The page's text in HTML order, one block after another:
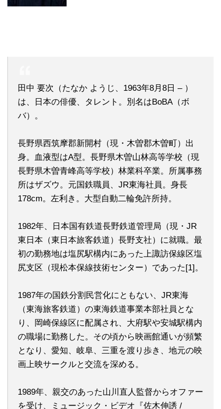
田中 要次（たなか ようじ、1963年8月8日 – ）
は、日本の俳優、タレント。別名はBoBA（ボ
バ）。
長野県西筑摩郡新開村（現・木曽郡木曽町）出
身。血液型はA型。長野県木曽山林高等学校（現
長野県木曽青峰高等学校）林業科卒業。所属事務
所はザズウ。元国鉄職員、JR東海社員。身長
178cm。左利き。大型自動二輪免許所持。
1982年、日本国有鉄道長野鉄道管理局（現・JR
東日本（東日本旅客鉄道）長野支社）に就職。最
初の勤務地は塩尻駅構内にあった上諏訪保線区塩
尻支区（現松本保線技術センター）であった[1]。
1987年の国鉄分割民営化にともない、JR東海
（東海旅客鉄道）の東海鉄道事業本部社員とな
り、岡崎保線区に配属され、大府駅や安城駅構内
の職場に勤務した。その頃から映画館通いが頻繁
となり、愛知、岐阜、三重を渡り歩き、地元の映
画上映サークルと交流を深める。
1989年、親交のあった山川直人監督からオファー
を受け、ミュージック・ビデオ『佐木伸誘 /